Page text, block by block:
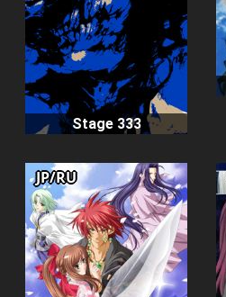
Stage 333
JP/RU